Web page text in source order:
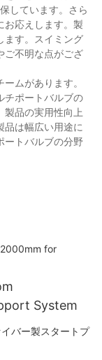
しています。さら
お応えします。製
ます。スイミング
ご不明な点がござ
ムがあります。
チポートバルブの
製品の実用性向上
品は幅広い用途に
ートバルブの分野
System